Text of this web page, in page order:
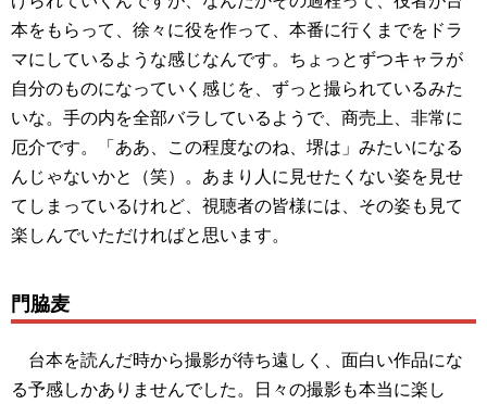
本をもらって、徐々に役を作って、本番に行くまでをドラ
マにしているような感じなんです。ちょっとずつキャラが
自分のものになっていく感じを、ずっと撮られているみた
いな。手の内を全部バラしているようで、商売上、非常に
厄介です。「ああ、この程度なのね、堺は」みたいになる
んじゃないかと（笑）。あまり人に見せたくない姿を見せ
てしまっているけれど、視聴者の皆様には、その姿も見て
楽しんでいただければと思います。
門脇麦
台本を読んだ時から撮影が待ち遠しく、面白い作品にな
る予感しかありませんでした。日々の撮影も本当に楽し